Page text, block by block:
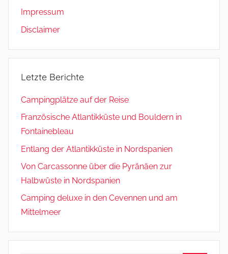
Impressum
Disclaimer
Letzte Berichte
Campingplätze auf der Reise
Französische Atlantikküste und Bouldern in
Fontainebleau
Entlang der Atlantikküste in Nordspanien
Von Carcassonne über die Pyränäen zur
Halbwüste in Nordspanien
Camping deluxe in den Cevennen und am
Mittelmeer